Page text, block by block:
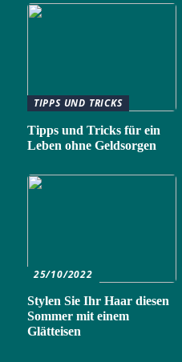
TIPPS UND TRICKS
Tipps und Tricks für ein
Leben ohne Geldsorgen
25/10/2022
Stylen Sie Ihr Haar diesen
Sommer mit einem
Glätteisen